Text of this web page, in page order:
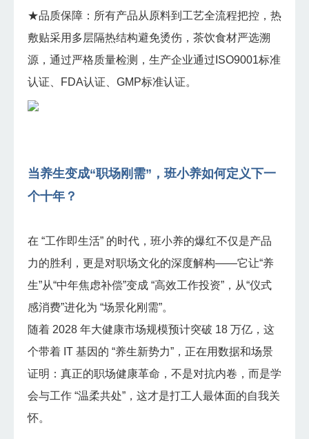
★品质保障：所有产品从原料到工艺全流程把控，热
敷贴采用多层隔热结构避免烫伤，茶饮食材严选溯
源，通过严格质量检测，生产企业通过ISO9001标准
认证、FDA认证、GMP标准认证。
当养生变成“职场刚需”，班小养如何定义下一
个十年？
在 “工作即生活” 的时代，班小养的爆红不仅是产品
力的胜利，更是对职场文化的深度解构——它让“养
生”从“中年焦虑补偿”变成 “高效工作投资”，从“仪式
感消费”进化为 “场景化刚需”。
随着 2028 年大健康市场规模预计突破 18 万亿，这
个带着 IT 基因的 “养生新势力”，正在用数据和场景
证明：真正的职场健康革命，不是对抗内卷，而是学
会与工作 “温柔共处”，这才是打工人最体面的自我关
怀。